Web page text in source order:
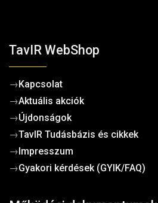
TavIR WebShop
→Kapcsolat
→Aktuális akciók
→Újdonságok
→TavIR Tudásbázis és cikkek
→ Impresszum
→Gyakori kérdések (GYIK/FAQ)